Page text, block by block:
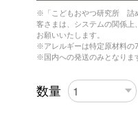
※「こどもおやつ研究所 詰
客さまは、システムの関係上
お願いいたします。
※アレルギーは特定原材料の
※国内への発送のみとなりま
数量